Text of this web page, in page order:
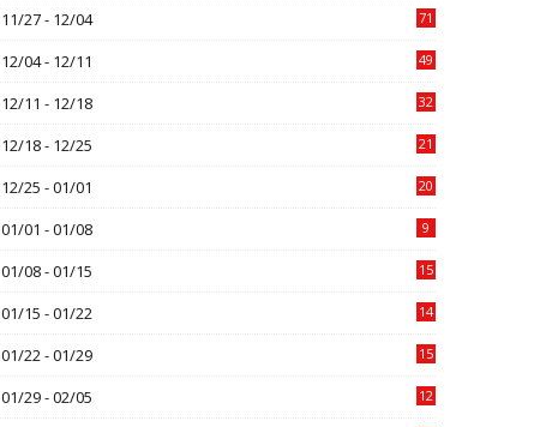
11/27 - 12/04 71
12/04 - 12/11 49
12/11 - 12/18 32
12/18 - 12/25 21
12/25 - 01/01 20
01/01 - 01/08 9
01/08 - 01/15 15
01/15 - 01/22 14
01/22 - 01/29 15
01/29 - 02/05 12